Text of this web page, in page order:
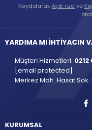
KaydolarakAçık rıza ve
YARDIMA MI İHTİYACIN
Müşteri Hizmetleri:
[email protected]
Merkez Mah. Hasat Sok.
KURUMSAL